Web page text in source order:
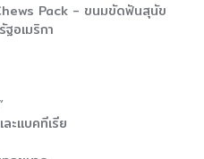
Pack - ขนมขัดฟันสุนัข
อเมริกา
ะแบคทีเรีย